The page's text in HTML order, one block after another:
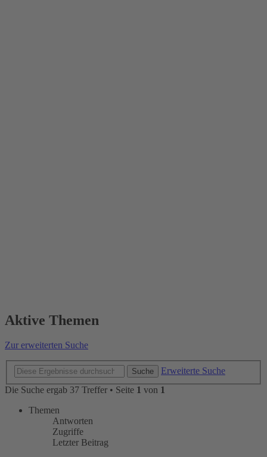
Aktive Themen
Zur erweiterten Suche
Suche
Erweiterte Suche
Die Suche ergab 37 Treffer • Seite 1 von 1
Themen
Antworten
Zugriffe
Letzter Beitrag